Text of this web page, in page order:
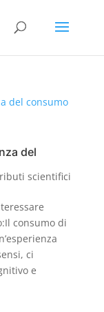
del
scientifici
consumo di
ci
e